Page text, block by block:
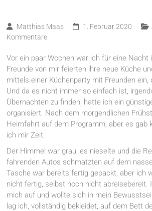
Matthias Maas 1. Februar 2020
Kommentare
Vor ein paar Wochen war ich für eine Nacht
Freunde von mir feierten ihre neue Küche
mittels einer Küchenparty mit Freunden ein,
Und da es nicht immer so einfach ist,
Übernachten zu finden, hatte ich ein
organisiert. Nach dem morgendlichen
Heimfahrt auf dem Programm, aber es gab
ich mir Zeit.
Der Himmel war grau, es nieselte und die
fahrenden Autos schmatzten auf dem
Tasche war bereits fertig gepackt, aber ich
nicht fertig, selbst noch nicht abreisebereit.
mich auf und wollte sich in mein
lag ich, vollständig bekleidet, auf dem Bett